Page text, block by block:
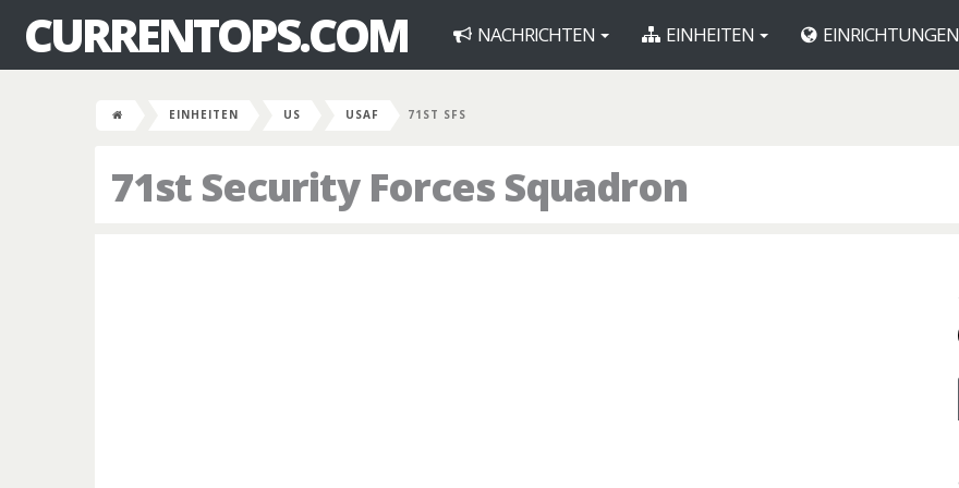
CURRENTOPS.COM NACHRICHTEN EINHEITEN EINRICHTUNGEN
EINHEITEN US USAF 71ST SFS
71st Security Forces Squadron